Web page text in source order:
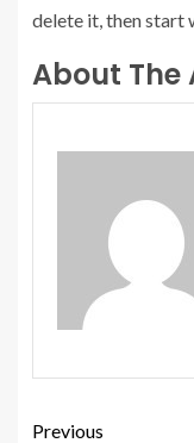
delete it, then start
About The
Previous